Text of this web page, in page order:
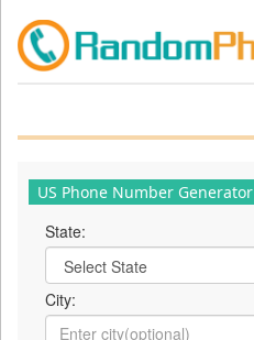
US Phone Number Generator
State:
City: